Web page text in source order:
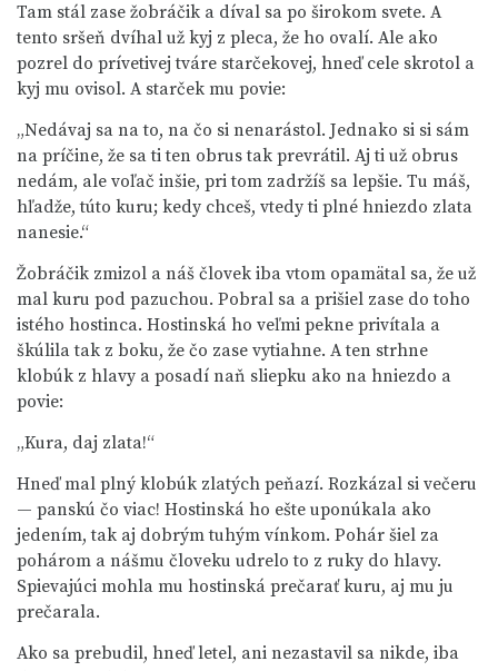
Tam stál zase žobráčik a díval sa po širokom svete. A
tento sršeň dvíhal už kyj z pleca, že ho ovalí. Ale ako
pozrel do prívetivej tváre starčekovej, hneď cele skrotol a
kyj mu ovisol. A starček mu povie:
„Nedávaj sa na to, na čo si nenarástol. Jednako si si sám
na príčine, že sa ti ten obrus tak prevrátil. Aj ti už obrus
nedám, ale voľač inšie, pri tom zadržíš sa lepšie. Tu máš,
hľadže, túto kuru; kedy chceš, vtedy ti plné hniezdo zlata
nanesie.“
Žobráčik zmizol a náš človek iba vtom opamätal sa, že už
mal kuru pod pazuchou. Pobral sa a prišiel zase do toho
istého hostinca. Hostinská ho veľmi pekne privítala a
škúlila tak z boku, že čo zase vytiahne. A ten strhne
klobúk z hlavy a posadí naň sliepku ako na hniezdo a
povie:
„Kura, daj zlata!“
Hneď mal plný klobúk zlatých peňazí. Rozkázal si večeru
— panskú čo viac! Hostinská ho ešte uponúkala ako
jedením, tak aj dobrým tuhým vínkom. Pohár šiel za
pohárom a nášmu človeku udrelo to z ruky do hlavy.
Spievajúci mohla mu hostinská prečarať kuru, aj mu ju
prečarala.
Ako sa prebudil, hneď letel, ani nezastavil sa nikde, iba